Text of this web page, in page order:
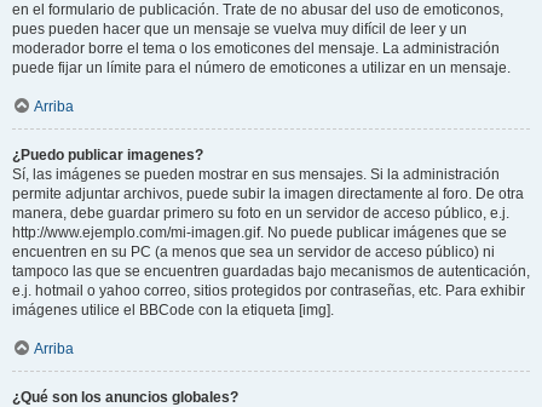
en el formulario de publicación. Trate de no abusar del uso de emoticonos,
pues pueden hacer que un mensaje se vuelva muy difícil de leer y un
moderador borre el tema o los emoticones del mensaje. La administración
puede fijar un límite para el número de emoticones a utilizar en un mensaje.
Arriba
¿Puedo publicar imagenes?
Sí, las imágenes se pueden mostrar en sus mensajes. Si la administración
permite adjuntar archivos, puede subir la imagen directamente al foro. De otra
manera, debe guardar primero su foto en un servidor de acceso público, e.j.
http://www.ejemplo.com/mi-imagen.gif. No puede publicar imágenes que se
encuentren en su PC (a menos que sea un servidor de acceso público) ni
tampoco las que se encuentren guardadas bajo mecanismos de autenticación,
e.j. hotmail o yahoo correo, sitios protegidos por contraseñas, etc. Para exhibir
imágenes utilice el BBCode con la etiqueta [img].
Arriba
¿Qué son los anuncios globales?